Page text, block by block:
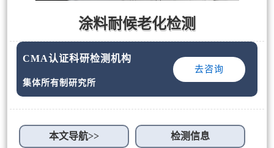
涂料耐候老化检测
CMA认证科研检测机构
集体所有制研究所
去咨询
本文导航>> 检测信息